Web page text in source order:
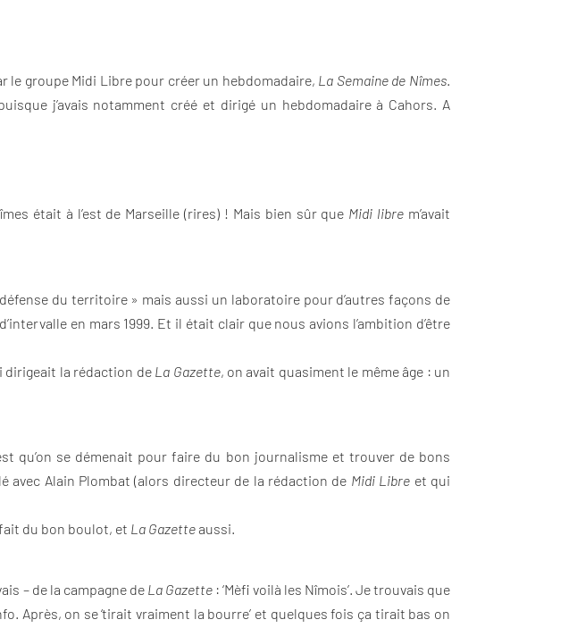
le groupe Midi Libre pour créer un hebdomadaire, La Semaine de Nîmes
j’avais notamment créé et dirigé un hebdomadaire à Cahors. A
était à l’est de Marseille (rires) ! Mais bien sûr que Midi libre m’avait
du territoire » mais aussi un laboratoire pour d’autres façons de
en mars 1999. Et il était clair que nous avions l’ambition d’être
dirigeait la rédaction de La Gazette, on avait quasiment le même âge : un
qu’on se démenait pour faire du bon journalisme et trouver de bons
avec Alain Plombat (alors directeur de la rédaction de Midi Libre et qui
du bon boulot, et La Gazetteaussi.
– de la campagne de La Gazette: ‘Mèfi voilà les Nîmois’. Je trouvais que
Après, on se ‘tirait vraiment la bourre’ et quelques fois ça tirait bas on